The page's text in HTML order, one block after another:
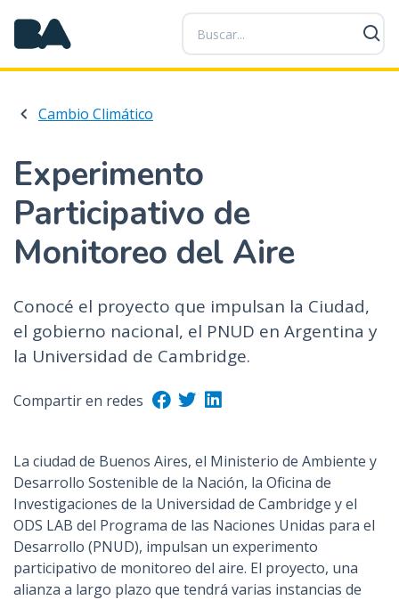
P
a
s
a
o
n
t
e
n
d
p
i
p
a
l
Cambio Climático
Experimento
Participativo de
Monitoreo del Aire
Conocé el proyecto que impulsan la Ciudad,
el gobierno nacional, el PNUD en Argentina y
la Universidad de Cambridge.
Compartir en redes
La ciudad de Buenos Aires, el Ministerio de Ambiente y
Desarrollo Sostenible de la Nación, la Oficina de
Investigaciones de la Universidad de Cambridge y el
ODS LAB del Programa de las Naciones Unidas para el
Desarrollo (PNUD), impulsan un experimento
participativo de monitoreo del aire. El proyecto, una
alianza a largo plazo que tendrá varias instancias de